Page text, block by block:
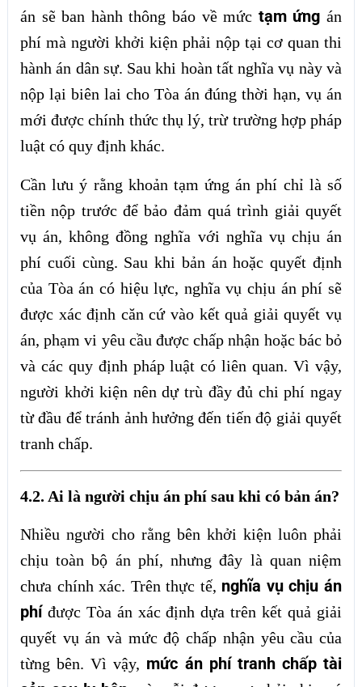
án sẽ ban hành thông báo về mức tạm ứng án
phí mà người khởi kiện phải nộp tại cơ quan thi
hành án dân sự. Sau khi hoàn tất nghĩa vụ này và
nộp lại biên lai cho Tòa án đúng thời hạn, vụ án
mới được chính thức thụ lý, trừ trường hợp pháp
luật có quy định khác.
Cần lưu ý rằng khoản tạm ứng án phí chỉ là số
tiền nộp trước để bảo đảm quá trình giải quyết
vụ án, không đồng nghĩa với nghĩa vụ chịu án
phí cuối cùng. Sau khi bản án hoặc quyết định
của Tòa án có hiệu lực, nghĩa vụ chịu án phí sẽ
được xác định căn cứ vào kết quả giải quyết vụ
án, phạm vi yêu cầu được chấp nhận hoặc bác bỏ
và các quy định pháp luật có liên quan. Vì vậy,
người khởi kiện nên dự trù đầy đủ chi phí ngay
từ đầu để tránh ảnh hưởng đến tiến độ giải quyết
tranh chấp.
4.2. Ai là người chịu án phí sau khi có bản án?
Nhiều người cho rằng bên khởi kiện luôn phải
chịu toàn bộ án phí, nhưng đây là quan niệm
chưa chính xác. Trên thực tế, nghĩa vụ chịu án
phíđược Tòa án xác định dựa trên kết quả giải
quyết vụ án và mức độ chấp nhận yêu cầu của
từng bên. Vì vậy, mức án phí tranh chấp tài